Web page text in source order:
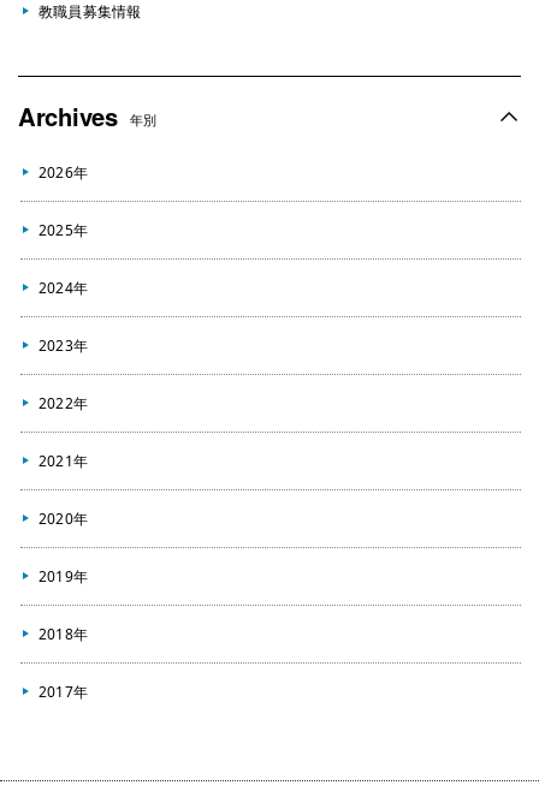
教職員募集情報
Archives 年別
2026年
2025年
2024年
2023年
2022年
2021年
2020年
2019年
2018年
2017年